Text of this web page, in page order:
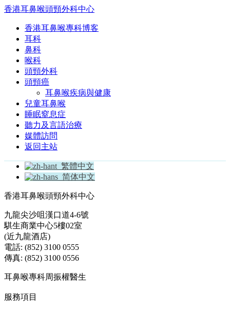
香港耳鼻喉頭頸外科中心
香港耳鼻喉專科博客
耳科
鼻科
喉科
頭頸外科
頭頸癌
耳鼻喉疾病與健康
兒童耳鼻喉
睡眠窒息症
聽力及言語治療
媒體訪問
返回主站
繁體中文
简体中文
香港耳鼻喉頭頸外科中心
九龍尖沙咀漢口道4-6號
騏生商業中心5樓02室
(近九龍酒店)
電話: (852) 3100 0555
傳真: (852) 3100 0556
耳鼻喉專科周振權醫生
服務項目